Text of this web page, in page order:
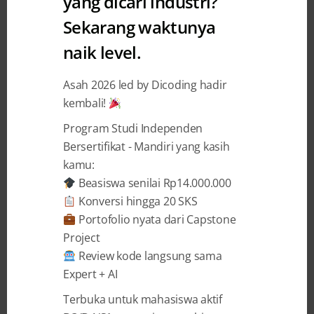
Audrey Diwantri Alodia 19 August 2024
BAGIKAN
Cerita Sulastri, Lulusan Coding Camp
powered by DBS Foundation 2023 dari Alur
BelajarFront-End Developer
“Walaupun Bapak cuma petani,
Bapak, ya.”
Sekarang waktunya
naik level.
Asah 2026 led by Dicoding hadir
kembali!
Program Studi Independen
Bersertifikat - Mandiri yang kasih
kamu:
Beasiswa senilai Rp14.000.000
Konversi hingga 20 SKS
Portofolio nyata dari Capstone
Project
Review kode langsung sama
Expert + AI
Terbuka untuk mahasiswa aktif